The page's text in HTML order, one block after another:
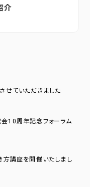
介
せていただきました
10周年記念フォーラム
方講座を開催いたしまし